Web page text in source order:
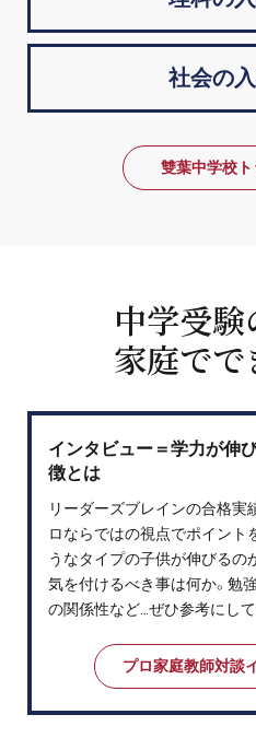
社会の
雙葉中学校
中学受
家庭でで
インタビュー＝学力が伸
徴とは
リーダーズブレインの合格実
ロならではの視点でポイント
うなタイプの子供が伸びるの
気を付けるべき事は何か。勉
の関係性など…ぜひ参考にして
プロ家庭教師対談